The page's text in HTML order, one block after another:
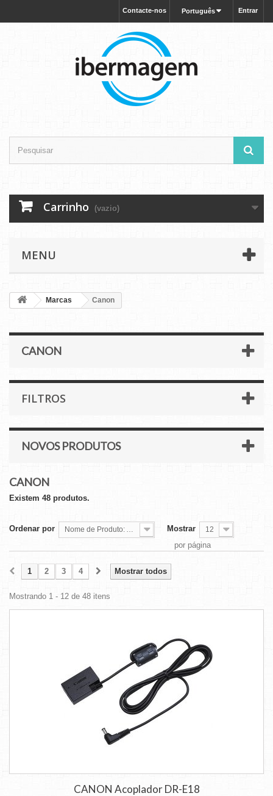
Entrar
Português
Contacte-nos
Carrinho (vazio)
MENU
Marcas Canon
CANON
FILTROS
NOVOS PRODUTOS
CANON
Existem 48 produtos.
Ordenar por Nome de Produto: A a Z Mostrar 12
por página
Mostrar todos
1 2 3 4
Mostrando 1 - 12 de 48 itens
CANON Acoplador DR-E18